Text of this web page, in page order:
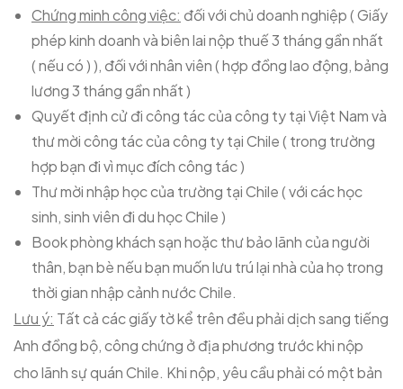
Chứng minh công việc: đối với chủ doanh nghiệp ( Giấy
phép kinh doanh và biên lai nộp thuế 3 tháng gần nhất
( nếu có ) ), đối với nhân viên ( hợp đồng lao động, bảng
lương 3 tháng gần nhất )
Quyết định cử đi công tác của công ty tại Việt Nam và
thư mời công tác của công ty tại Chile ( trong trường
hợp bạn đi vì mục đích công tác )
Thư mời nhập học của trường tại Chile ( với các học
sinh, sinh viên đi du học Chile )
Book phòng khách sạn hoặc thư bảo lãnh của người
thân, bạn bè nếu bạn muốn lưu trú lại nhà của họ trong
thời gian nhập cảnh nước Chile.
Lưu ý: Tất cả các giấy tờ kể trên đều phải dịch sang tiếng
Anh đồng bộ, công chứng ở địa phương trước khi nộp
cho lãnh sự quán Chile. Khi nộp, yêu cầu phải có một bản